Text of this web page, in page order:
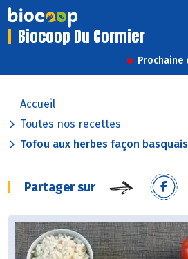
Biocoop Du Cormier
Prochaine
Accueil
Toutes nos recettes
Tofou aux herbes façon
Partager sur